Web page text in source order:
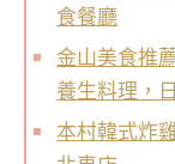
食餐廳
金山美食推
養生料理，
本村韓式炸